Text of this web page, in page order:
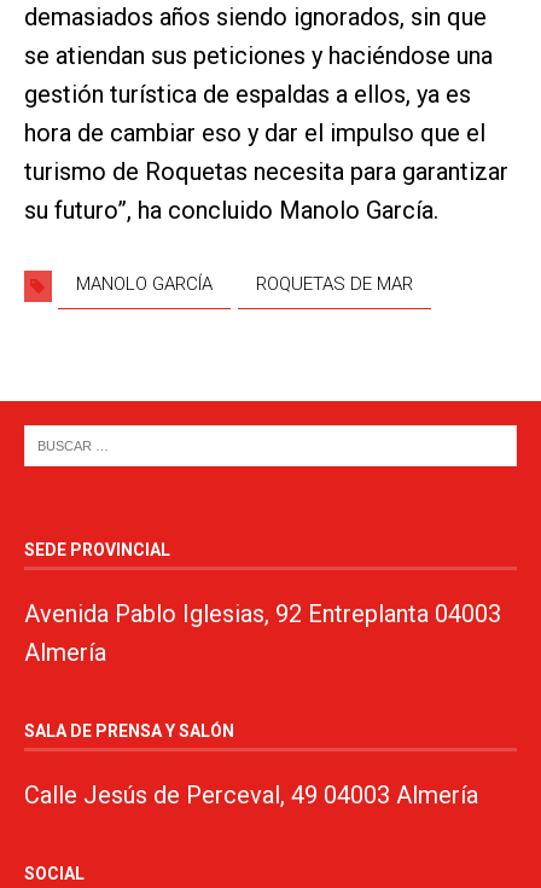
demasiados años siendo ignorados, sin que
se atiendan sus peticiones y haciéndose una
gestión turística de espaldas a ellos, ya es
hora de cambiar eso y dar el impulso que el
turismo de Roquetas necesita para garantizar
su futuro”, ha concluido Manolo García.
MANOLO GARCÍA ROQUETAS DE MAR
SEDE PROVINCIAL
Avenida Pablo Iglesias, 92 Entreplanta 04003
Almería
SALA DE PRENSA Y SALÓN
Calle Jesús de Perceval, 49 04003 Almería
SOCIAL